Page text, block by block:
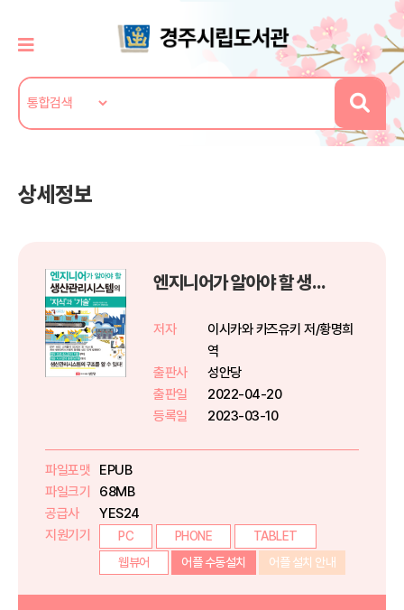
상세정보
엔지니어가 알아야 할 생산관리시스템의 ‘지식’과 ‘기술’
저자
이시카와 카즈유키 저/황명희
역
출판사
성안당
출판일
2022-04-20
등록일
2023-03-10
파일포맷
EPUB
파일크기
68MB
공급사
YES24
지원기기
PC PHONE
TABLET
웹뷰어
어플 수동설치 어플 설치 안내